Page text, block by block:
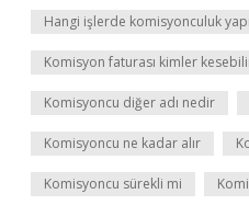
Hangi işlerde komisyonculuk
Komisyon faturası kimler
Komisyoncu diğer adı nedir
Komisyoncu ne kadar alır
Komisyoncu sürekli mi